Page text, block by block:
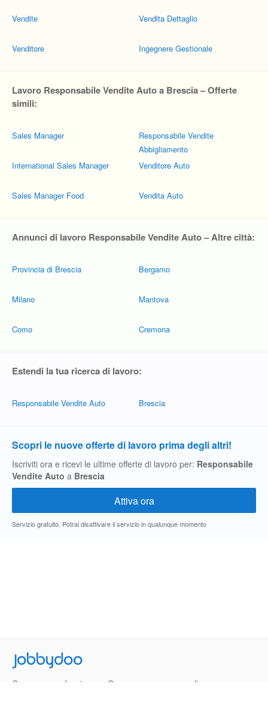
Vendite
Venditore
Vendita Dettaglio
Ingegnere Gestionale
Lavoro Responsabile Vendite Auto a Brescia – Offerte
simili:
Sales Manager
International Sales Manager
Sales Manager Food
Responsabile Vendite
Abbigliamento
Venditore Auto
Vendita Auto
Annunci di lavoro Responsabile Vendite Auto – Altre città:
Provincia di Brescia
Milano
Como
Bergamo
Mantova
Cremona
Estendi la tua ricerca di lavoro:
Responsabile Vendite Auto Brescia
Scopri le nuove offerte di lavoro prima degli altri!
Iscriviti ora e ricevi le ultime offerte di lavoro per: Responsabile
Vendite Auto a Brescia
Servizio gratuito. Potrai disattivare il servizio in qualunque momento
Jobbydoo
Cerca per professione
Cerca per area geografica